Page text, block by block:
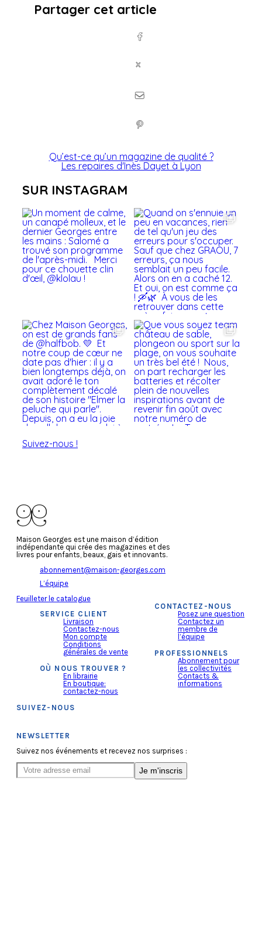
Partager cet article
Qu’est-ce qu’un magazine de qualité ?
Les repaires d'Inès Dayet à Lyon
SUR INSTAGRAM
Suivez-nous !
Maison Georges est une maison d’édition
indépendante qui crée des magazines et des
livres pour enfants, beaux, gais et innovants.
abonnement@maison-georges.com
L’équipe
Feuilleter le catalogue
SERVICE CLIENT
Livraison
Contactez-nous
Mon compte
Conditions
générales de vente
OÙ NOUS TROUVER ?
En librairie
En boutique:
contactez-nous
CONTACTEZ-NOUS
Posez une question
Contactez un
membre de
l’équipe
PROFESSIONNELS
Abonnement pour
les collectivités
Contacts &
informations
SUIVEZ-NOUS
NEWSLETTER
Suivez nos événements et recevez nos surprises :
Je m'inscris